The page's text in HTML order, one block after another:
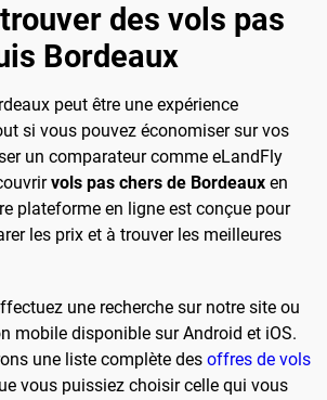
des vols pas
Bordeaux
peut être une expérience
si vous pouvez économiser sur vos
un comparateur comme eLandFly
vols pas chers de Bordeaux en
plateforme en ligne est conçue pour
les prix et à trouver les meilleures
une recherche sur notre site ou
mobile disponible sur Android et iOS.
une liste complète des offres de vols
vous puissiez choisir celle qui vous